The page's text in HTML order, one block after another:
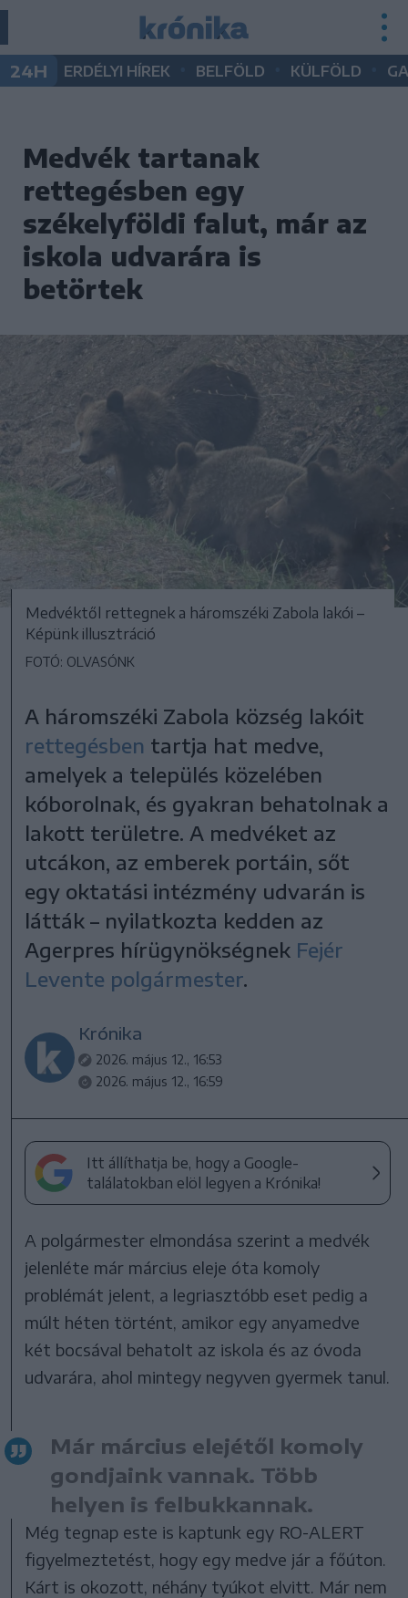
24H ERDÉLYI HÍREK BELFÖLD KÜLFÖLD
Medvék tartanak
rettegésben egy
székelyföldi falut, már az
iskola udvarára is
betörtek
Medvéktől rettegnek a háromszéki Zabola lakói –
Képünk illusztráció
FOTÓ: OLVASÓNK
A háromszéki Zabola község lakóit
rettegésben tartja hat medve,
amelyek a település közelében
kóborolnak, és gyakran behatolnak a
lakott területre. A medvéket az
utcákon, az emberek portáin, sőt
egy oktatási intézmény udvarán is
látták – nyilatkozta kedden az
Agerpres hírügynökségnek Fejér
Levente polgármester.
Krónika
2026. május 12., 16:53
2026. május 12., 16:59
Itt állíthatja be, hogy a Google-
találatokban elöl legyen a Krónika!
A polgármester elmondása szerint a medvék
jelenléte már március eleje óta komoly
problémát jelent, a legriasztóbb eset pedig a
múlt héten történt, amikor egy anyamedve
két bocsával behatolt az iskola és az óvoda
udvarára, ahol mintegy negyven gyermek tanul.
Már március elejétől komoly
gondjaink vannak. Több
helyen is felbukkannak.
Még tegnap este is kaptunk egy RO-ALERT
figyelmeztetést, hogy egy medve jár a főúton.
Kárt is okozott, néhány tyúkot elvitt. Már nem